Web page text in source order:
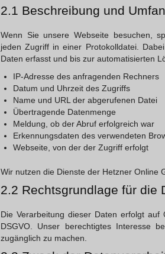
2.1 Beschreibung und
Wenn Sie unsere Webseite besuchen,
jeden Zugriff in einer Protokolldatei.
Daten erfasst und bis zur automatisierten
IP-Adresse des anfragenden Rechners
Datum und Uhrzeit des Zugriffs
Name und URL der abgerufenen Datei
Übertragende Datenmenge
Meldung, ob der Abruf erfolgreich war
Erkennungsdaten des verwendeten
Webseite, von der der Zugriff erfolgt
Wir nutzen die Dienste der Hetzner Online
2.2 Rechtsgrundlage für die
Die Verarbeitung dieser Daten erfolgt
DSGVO. Unser berechtigtes Interesse
zugänglich zu machen.